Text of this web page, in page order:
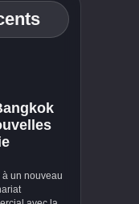
à un nouveau